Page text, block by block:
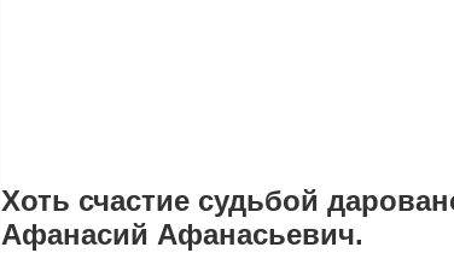
Хоть счастие судьбой
Афанасий Афанасьевич.